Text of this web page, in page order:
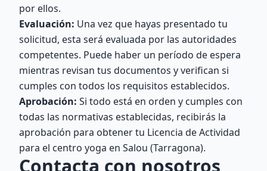
por ellos.
Evaluación: Una vez que hayas presentado tu
solicitud, esta será evaluada por las autoridades
competentes. Puede haber un período de espera
mientras revisan tus documentos y verifican si
cumples con todos los requisitos establecidos.
Aprobación: Si todo está en orden y cumples con
todas las normativas establecidas, recibirás la
aprobación para obtener tu Licencia de Actividad
para el centro yoga en Salou (Tarragona).
Contacta con nosotros